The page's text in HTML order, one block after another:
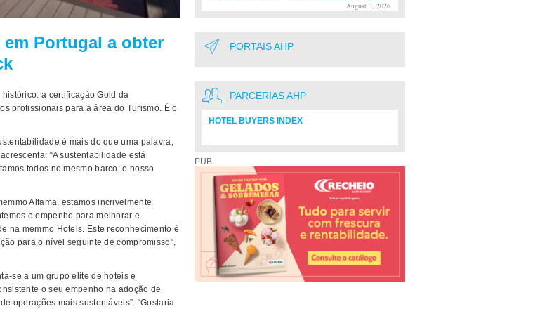
Portugal a obter
a certificação Gold da
profissionais para a área do Turismo. É o
é mais do que uma palavra,
“A sustentabilidade está
todos no mesmo barco: o nosso
Alfama, estamos incrivelmente
o empenho para melhorar e
na memmo Hotels. Este reconhecimento é
para o nível seguinte de compromisso”,
se a um grupo elite de hotéis e
o seu empenho na adoção de
operações mais sustentáveis”. “Gostaria
August 3, 2026
PORTAIS AHP
PARCERIAS AHP
HOTEL BUYERS INDEX
PUB